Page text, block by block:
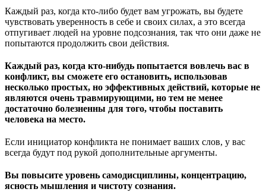
Каждый раз, когда кто-либо будет вам угрожать, вы будете
чувствовать уверенность в себе и своих силах, а это всегда
отпугивает людей на уровне подсознания, так что они даже не
попытаются продолжить свои действия.
Каждый раз, когда кто-нибудь попытается вовлечь вас в
конфликт, вы сможете его остановить, использовав
несколько простых, но эффективных действий, которые не
являются очень травмирующими, но тем не менее
достаточно болезненны для того, чтобы поставить
человека на место.
Если инициатор конфликта не понимает ваших слов, у вас
всегда будут под рукой дополнительные аргументы.
Вы повысите уровень самодисциплины, концентрацию,
ясность мышления и чистоту сознания.